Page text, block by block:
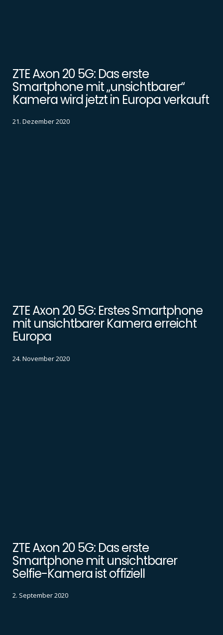
ZTE Axon 20 5G: Das erste
Smartphone mit „unsichtbarer“
Kamera wird jetzt in Europa verkauft
21. Dezember 2020
ZTE Axon 20 5G: Erstes Smartphone
mit unsichtbarer Kamera erreicht
Europa
24. November 2020
ZTE Axon 20 5G: Das erste
Smartphone mit unsichtbarer
Selfie-Kamera ist offiziell
2. September 2020